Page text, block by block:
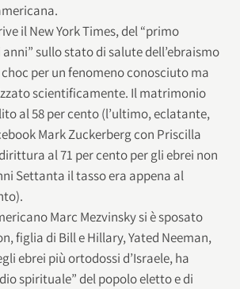
il New York Times, del “primo
sullo stato di salute dell’ebraismo
per un fenomeno conosciuto ma
scientificamente. Il matrimonio
al 58 per cento (l’ultimo, eclatante,
Mark Zuckerberg con Priscilla
al 71 per cento per gli ebrei non
Settanta il tasso era appena al
Marc Mezvinsky si è sposato
figlia di Bill e Hillary, Yated Neeman,
ebrei più ortodossi d’Israele, ha
spirituale” del popolo eletto e di